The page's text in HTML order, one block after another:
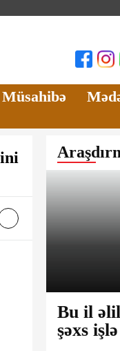
Müsahibə
Bu il
şəxs